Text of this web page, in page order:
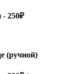
- 250₽
(ручной)